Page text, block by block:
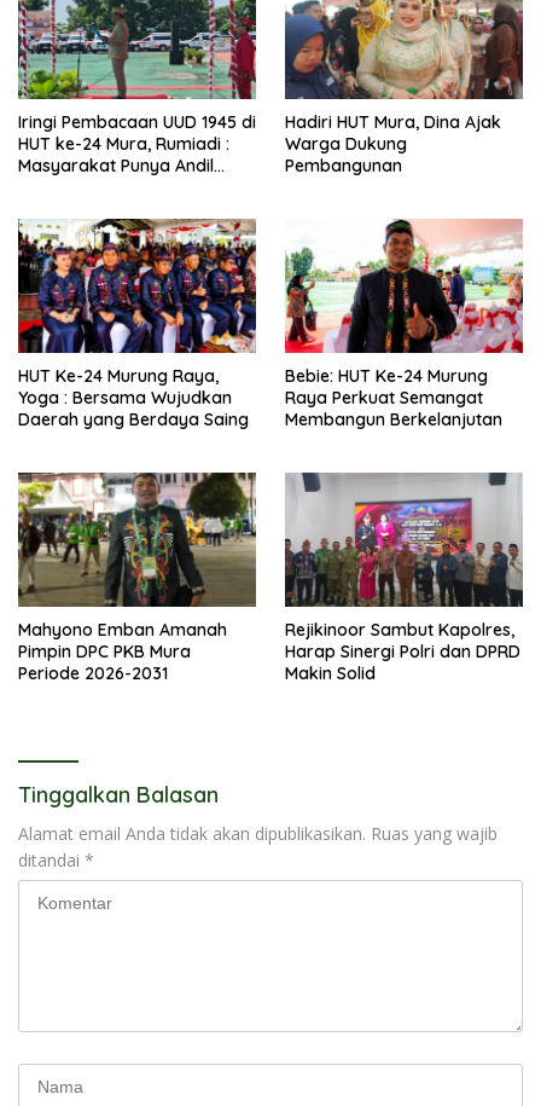
Iringi Pembacaan UUD 1945 di
HUT ke-24 Mura, Rumiadi :
Masyarakat Punya Andil
Hadiri HUT Mura, Dina Ajak
Warga Dukung
Pembangunan
HUT Ke-24 Murung Raya,
Yoga : Bersama Wujudkan
Daerah yang Berdaya Saing
Bebie: HUT Ke-24 Murung
Raya Perkuat Semangat
Membangun Berkelanjutan
Mahyono Emban Amanah
Pimpin DPC PKB Mura
Periode 2026-2031
Rejikinoor Sambut Kapolres,
Harap Sinergi Polri dan DPRD
Makin Solid
Tinggalkan Balasan
Alamat email Anda tidak akan dipublikasikan. Ruas yang wajib
ditandai *